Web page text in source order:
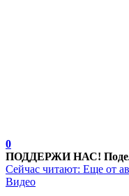
0
ПОДДЕРЖИ НАС!
Сейчас читают: Еще от
Видео